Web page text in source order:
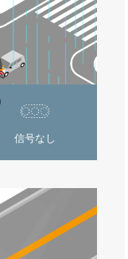
信号なし